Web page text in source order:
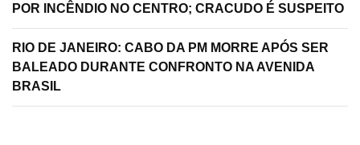
POR INCÊNDIO NO CENTRO; CRACUDO É SUSPEITO
RIO DE JANEIRO: CABO DA PM MORRE APÓS SER
BALEADO DURANTE CONFRONTO NA AVENIDA
BRASIL